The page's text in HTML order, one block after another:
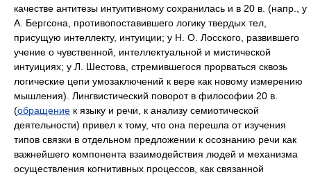
качестве антитезы интуитивному сохранилась и в 20 в. (напр., у
А. Бергсона, противопоставившего логику твердых тел,
присущую интеллекту, интуиции; у Н. О. Лосского, развившего
учение о чувственной, интеллектуальной и мистической
интуициях; у Л. Шестова, стремившегося прорваться сквозь
логические цепи умозаключений к вере как новому измерению
мышления). Лингвистический поворот в философии 20 в.
(обращение к языку и речи, к анализу семиотической
деятельности) привел к тому, что она перешла от изучения
типов связки в отдельном предложении к осознанию речи как
важнейшего компонента взаимодействия людей и механизма
осуществления когнитивных процессов, как связанной